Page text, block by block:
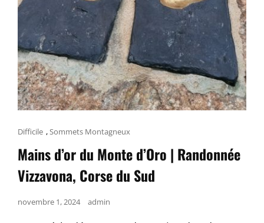
Cat
Links
Difficile ,Sommets Montagneux
Mains d’or du Monte d’Oro | Randonnée
Vizzavona, Corse du Sud
Posted
novembre 1, 2024 admin